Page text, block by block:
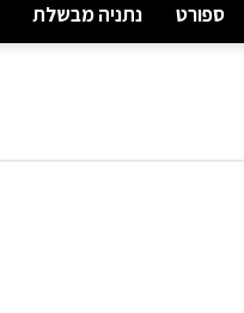
ספורט נתניה מבשלת